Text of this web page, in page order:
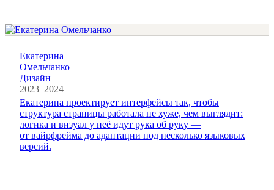
Екатерина
Омельчанко
Дизайн
2023–2024
Екатерина проектирует интерфейсы так, чтобы
структура страницы работала не хуже, чем выглядит:
логика и визуал у неё идут рука об руку —
от вайрфрейма до адаптации под несколько языковых
версий.